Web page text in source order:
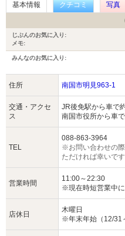
基本情報 クチコミ
写真
じぶんのお気に入り:
メモ:
みんなのお気に入り:
住所 南国市明見963-1
交通・アクセ
ス
JR後免駅から車で
南国市役所から車
TEL
088-863-3964
※お問い合わせの
ただければ幸いです
営業時間
11:00～22:30
※現在時短営業中に
店休日
木曜日
※年末年始（12/31